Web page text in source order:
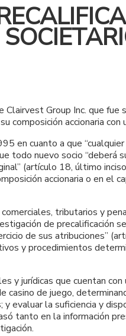
Clairvest Group Inc. que
composición accionaria
en cuanto a que
todo nuevo socio “deberá
(artículo 18, último
accionaria o en el
tributarios y
de precalificación
de sus atribuciones”
y procedimientos
y jurídicas que cuentan
de juego,
evaluar la suficiencia y
tanto en la información